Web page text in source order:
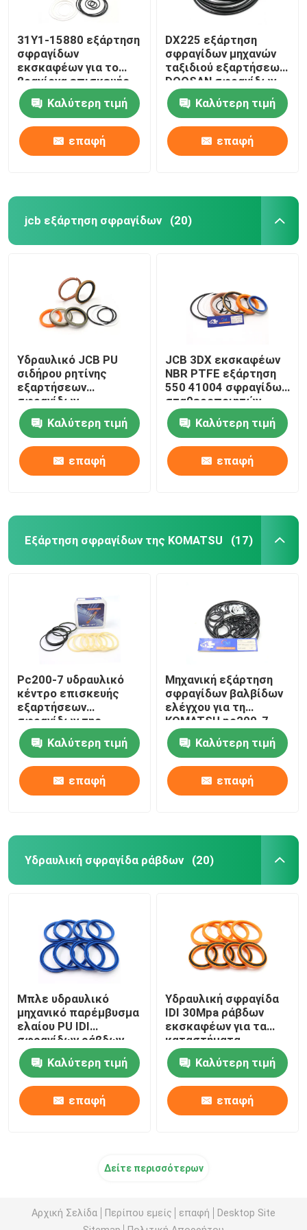
31Y1-15880 εξάρτηση
σφραγίδων
εκσκαφέων για το
βραχίονα επισκευής
r210lc-7 Hyundai
Καλύτερη τιμή
επαφή
DX225 εξάρτηση
σφραγίδων μηχανών
ταξιδιού εξαρτήσεων
DOOSAN σφραγίδων
υδραυλικών αντλιών
εκσκαφέων
Καλύτερη τιμή
επαφή
jcb εξάρτηση σφραγίδων (20)
Υδραυλικό JCB PU
σιδήρου ρητίνης
εξαρτήσεων
σφραγίδων
λαστιχένιο υλικό για
332Y-5599Καλύτερη τιμή
επαφή
JCB 3DX εκσκαφέων
NBR PTFE εξάρτηση
550 41004 σφραγίδων
σταθεροποιητών
Καλύτερη τιμή
επαφή
Εξάρτηση σφραγίδων της KOMATSU (17)
Pc200-7 υδραυλικό
κέντρο επισκευής
εξαρτήσεων
σφραγίδων της
KOMATSU κοινά
PU/NBRΚαλύτερη τιμή
επαφή
Μηχανική εξάρτηση
σφραγίδων βαλβίδων
ελέγχου για τη
KOMATSU pc200-7
εκσκαφέας
Καλύτερη τιμή
επαφή
Υδραυλική σφραγίδα ράβδων (20)
Μπλε υδραυλικό
μηχανικό παρέμβυσμα
ελαίου PU IDI
σφραγίδων ράβδων
για τον εκσκαφέα
Καλύτερη τιμή
επαφή
Υδραυλική σφραγίδα
IDI 30Mpa ράβδων
εκσκαφέων για τα
καταστήματα
επισκευής
μηχανημάτων
Καλύτερη τιμή
επαφή
Δείτε περισσότερων
Αρχική Σελίδα Περίπου εμείς επαφή
Desktop Site